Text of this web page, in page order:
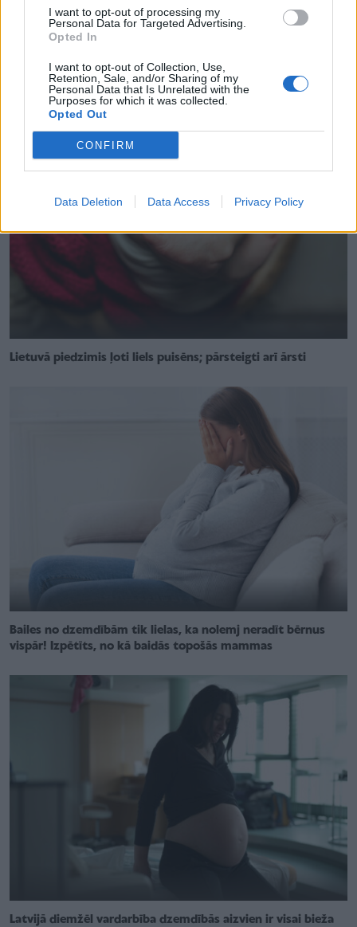
I want to opt-out of processing my
Personal Data for Targeted Advertising.
Opted In
I want to opt-out of Collection, Use,
Retention, Sale, and/or Sharing of my
Personal Data that Is Unrelated with the
Purposes for which it was collected.
Opted Out
CONFIRM
Data Deletion Data Access Privacy Policy
Cik populāri Latvijas slimnīcās ir filmēt dzemdības? Un kas
jāievēro, lai to vispār drīkstētu
Lietuvā piedzimis ļoti liels puisēns; pārsteigti arī ārsti
Bailes no dzemdībām tik lielas, ka nolemj neradīt bērnus
vispār! Izpētīts, no kā baidās topošās mammas
Latvijā diemžēl vardarbība dzemdībās aizvien ir visai bieža